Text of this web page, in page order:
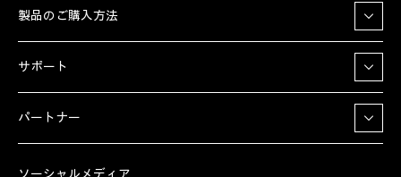
製品のご購入方法
サポート
パートナー
ソーシャルメディア